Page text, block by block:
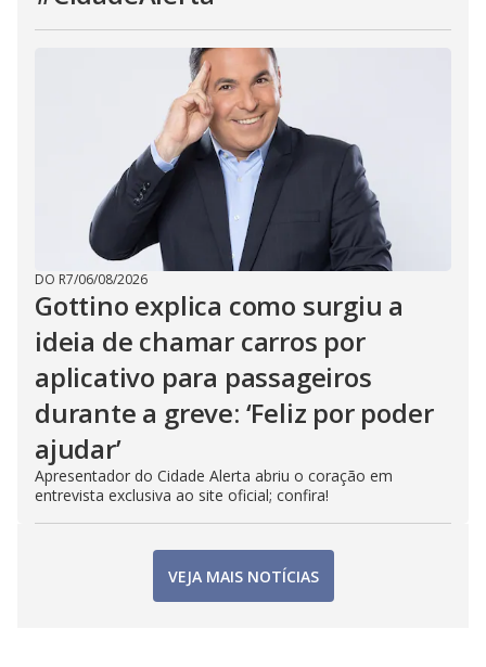
DO R7/06/08/2026
Gottino explica como surgiu a
ideia de chamar carros por
aplicativo para passageiros
durante a greve: ‘Feliz por poder
ajudar’
Apresentador do Cidade Alerta abriu o coração em
entrevista exclusiva ao site oficial; confira!
VEJA MAIS NOTÍCIAS